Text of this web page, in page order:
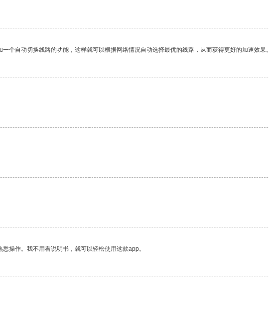
个自动切换线路的功能，这样就可以根据网络情况自动选择最优的线路，从而获得更好的加速效果。
操作。我不用看说明书，就可以轻松使用这款app。